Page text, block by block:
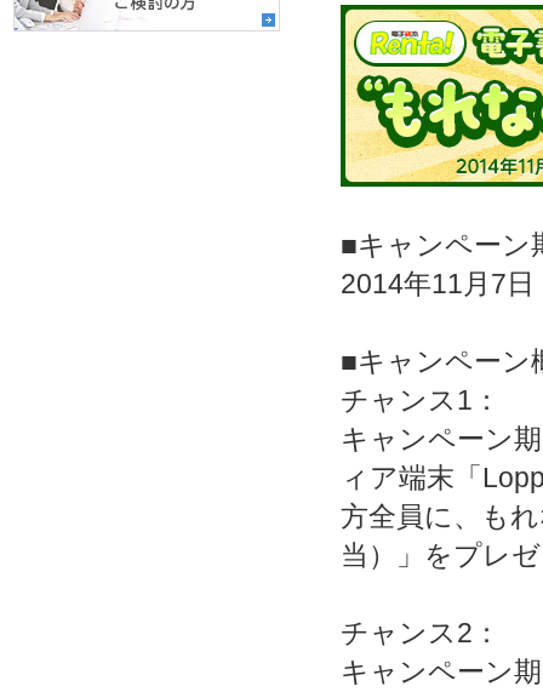
■キャンペーン
2014年11月7
■キャンペーン
チャンス1：
キャンペーン
ィア端末「
方全員に、も
当）」をプレ
チャンス2：
キャンペーン